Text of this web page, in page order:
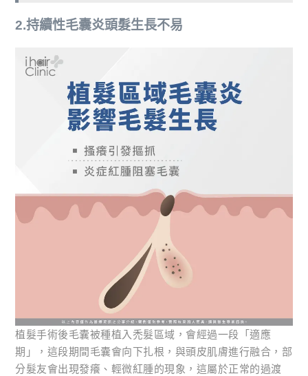
2.持續性毛囊炎頭髮生長不易
植髮手術後毛囊被種植入禿髮區域，會經過一段「適應
期」，這段期間毛囊會向下扎根，與頭皮肌膚進行融合，部
分髮友會出現發癢、輕微紅腫的現象，這屬於正常的過渡